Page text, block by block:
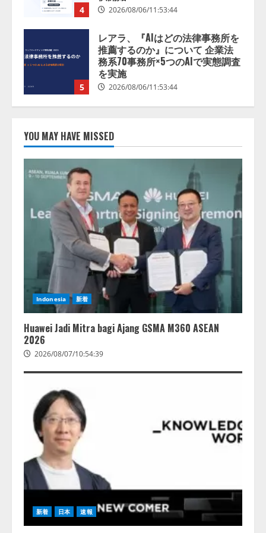
5 2026/08/06/11:53:44
1
ナレッジワーク、AIエンジニア油
井 誠（@myui）が入社。「セール
スAIエージェントOS」「営業領域
の業界特化LLM」の開発とAI研究
開発をリード
2
「TinhVan Technologies JSC.」と業
務提携
2026/08/06/14:54:32
3
藤原竜也がAIで組織の改善点を見
抜く！ SKYSEA Client View 新テ
レビCM公開！ 新オプション！ AI
が組織の業務実態を分析し労務改
善を支援。 藤原竜也メイキング
動画公開 「もしAIが自分を分析し
たら、すぐ休めと言われる自信が
ある」「昨年の夏はカブトムシを
捕まえたり、虫と戦ったり…」
2026/08/06/14:54:31
アシストAIテラス、ガバナンス機
能を備えたAIエージェントプラッ
トフォーム「QueryPie AIP」を提
供開始
YOU MAY HAVE MISSED
Indonesia 新着
Huawei Jadi Mitra bagi Ajang GSMA M360 ASEAN
2026
2026/08/07/10:54:39
新着 日本 速報